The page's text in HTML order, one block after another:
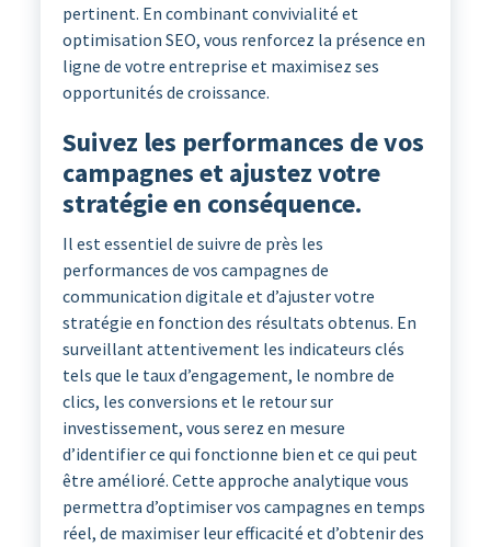
pertinent. En combinant convivialité et
optimisation SEO, vous renforcez la présence en
ligne de votre entreprise et maximisez ses
opportunités de croissance.
Suivez les performances de vos
campagnes et ajustez votre
stratégie en conséquence.
Il est essentiel de suivre de près les
performances de vos campagnes de
communication digitale et d’ajuster votre
stratégie en fonction des résultats obtenus. En
surveillant attentivement les indicateurs clés
tels que le taux d’engagement, le nombre de
clics, les conversions et le retour sur
investissement, vous serez en mesure
d’identifier ce qui fonctionne bien et ce qui peut
être amélioré. Cette approche analytique vous
permettra d’optimiser vos campagnes en temps
réel, de maximiser leur efficacité et d’obtenir des